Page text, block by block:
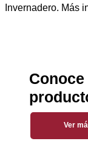
Invernadero. Más
Ver